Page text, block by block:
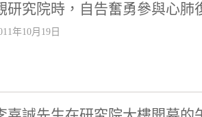
研究院時，自告奮勇參與心肺
年10月19日